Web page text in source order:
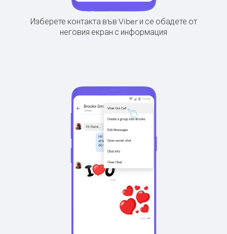
Изберете контакта във Viber и се обадете от
неговия екран с информация